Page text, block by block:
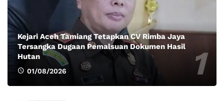
Kejari Aceh Tamiang Tetapkan CV Rimba Jaya
Tersangka Dugaan Pemalsuan Dokumen Hasil
Hutan
01/08/2026